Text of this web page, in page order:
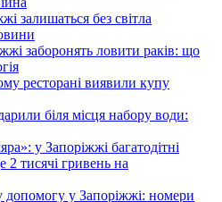
залишаться без світла
заборонять ловити раків: що
ресторані виявили купу
біля місця набору води:
у Запоріжжі багатодітні
тисячі гривень на
допомогу у Запоріжжі: номери